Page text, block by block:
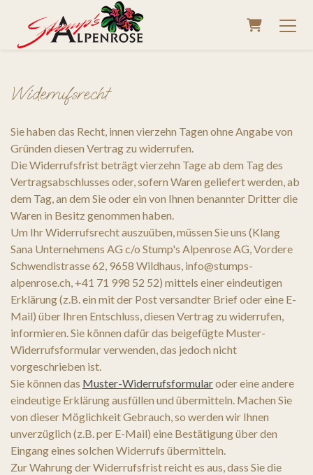
Widerrufsrecht
Sie haben das Recht, innen vierzehn Tagen ohne Angabe von
Gründen diesen Vertrag zu widerrufen.
Die Widerrufsfrist beträgt vierzehn Tage ab dem Tag des
Vertragsabschlusses oder, sofern Waren geliefert werden, ab
dem Tag, an dem Sie oder ein von Ihnen benannter Dritter die
Waren in Besitz genommen haben.
Um Ihr Widerrufsrecht auszuüben, müssen Sie uns (Klang
Sana Unternehmens AG c/o Stump's Alpenrose AG, Vordere
Schwendistrasse 62, 9658 Wildhaus, info@stumps-
alpenrose.ch, +41 71 998 52 52) mittels einer eindeutigen
Erklärung (z.B. ein mit der Post versandter Brief oder eine E-
Mail) über Ihren Entschluss, diesen Vertrag zu widerrufen,
informieren. Sie können dafür das beigefügte Muster-
Widerrufsformular verwenden, das jedoch nicht
vorgeschrieben ist.
Sie können das Muster-Widerrufsformularoder eine andere
eindeutige Erklärung ausfüllen und übermitteln. Machen Sie
von dieser Möglichkeit Gebrauch, so werden wir Ihnen
unverzüglich (z.B. per E-Mail) eine Bestätigung über den
Eingang eines solchen Widerrufs übermitteln.
Zur Wahrung der Widerrufsfrist reicht es aus, dass Sie die